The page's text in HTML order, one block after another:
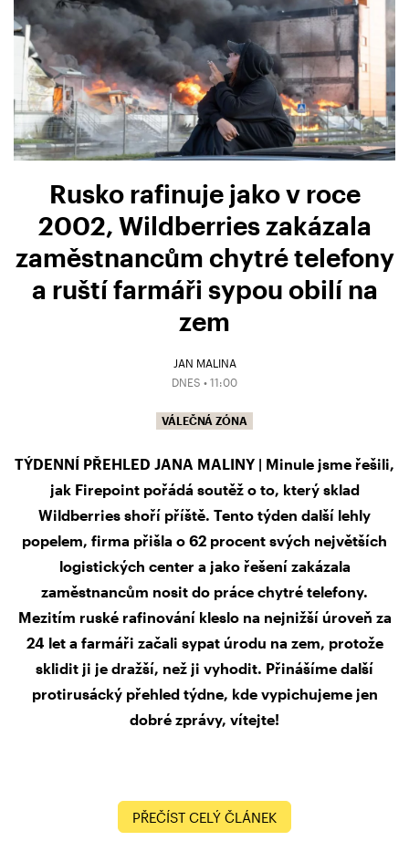
Rusko rafinuje jako v roce
2002, Wildberries zakázala
zaměstnancům chytré telefony
a ruští farmáři sypou obilí na
zem
JAN MALINA
DNES • 11:00
VÁLEČNÁ ZÓNA
TÝDENNÍ PŘEHLED JANA MALINY | Minule jsme řešili,
jak Firepoint pořádá soutěž o to, který sklad
Wildberries shoří příště. Tento týden další lehly
popelem, firma přišla o 62 procent svých největších
logistických center a jako řešení zakázala
zaměstnancům nosit do práce chytré telefony.
Mezitím ruské rafinování kleslo na nejnižší úroveň za
24 let a farmáři začali sypat úrodu na zem, protože
sklidit ji je dražší, než ji vyhodit. Přinášíme další
protirusácký přehled týdne, kde vypichujeme jen
dobré zprávy, vítejte!
PŘEČÍST CELÝ ČLÁNEK